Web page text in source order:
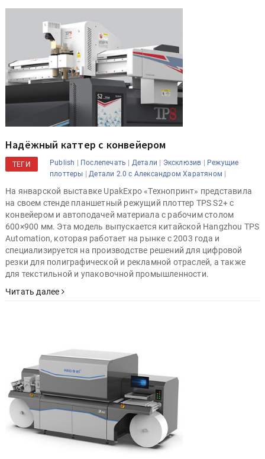
Надёжный каттер с конвейером
ТЕГИ Publish | Послепечать | Детали | Эксклюзив | Режущие
плоттеры |Детали 2.0 с Александром Харатяном |
На январской выставке UpakExpo «Технопринт» представила
на своем стенде планшетный режущий плоттер TPS S2+ с
конвейером и автоподачей материала с рабочим столом
600×900 мм. Эта модель выпускается китайской Hangzhou TPS
Automation, которая работает на рынке с 2003 года и
специализируется на производстве решений для цифровой
резки для полиграфической и рекламной отраслей, а также
для текстильной и упаковочной промышленности.
Читать далее